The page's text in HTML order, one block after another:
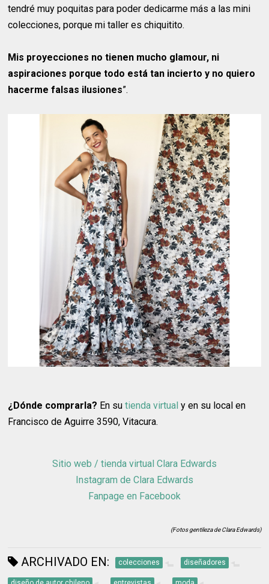
tendré muy poquitas para poder dedicarme más a las mini
colecciones, porque mi taller es chiquitito.
Mis proyecciones no tienen mucho glamour, ni
aspiraciones porque todo está tan incierto y no quiero
hacerme falsas ilusiones”.
¿Dónde comprarla? En sutienda virtual y en su local en
Francisco de Aguirre 3590, Vitacura.
Sitio web / tienda virtual Clara Edwards
Instagram de Clara Edwards
Fanpage en Facebook
(Fotos gentileza de Clara Edwards)
ARCHIVADO EN: colecciones diseñadores